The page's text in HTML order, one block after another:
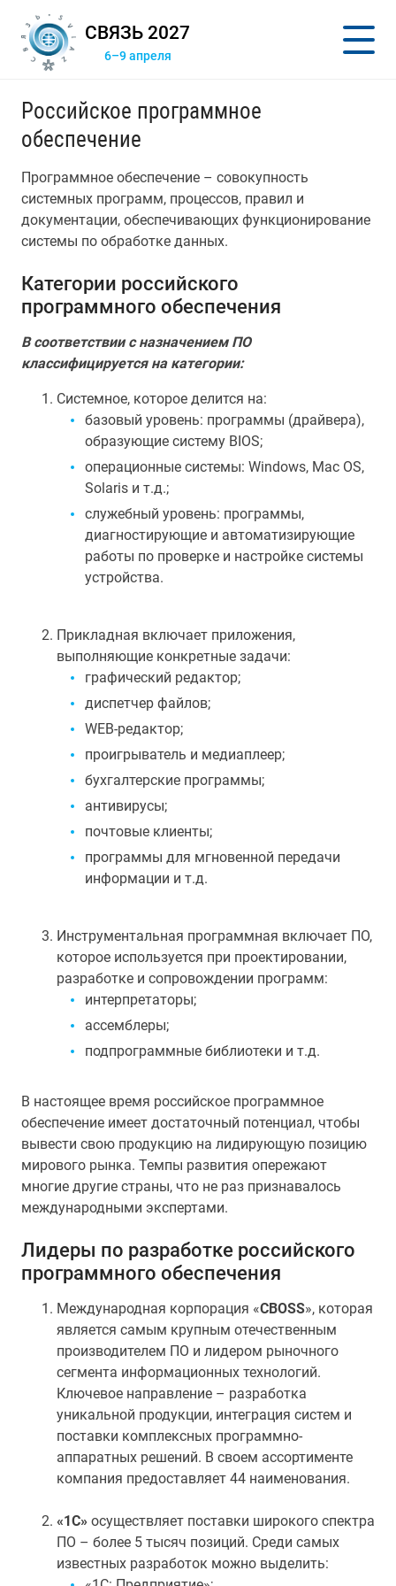
СВЯЗЬ 2027
6–9 апреля
Российское программное
обеспечение
Программное обеспечение – совокупность
системных программ, процессов, правил и
документации, обеспечивающих функционирование
системы по обработке данных.
Категории российского
программного обеспечения
В соответствии с назначением ПО
классифицируется на категории:
Системное, которое делится на:
базовый уровень: программы (драйвера),
образующие систему BIOS;
операционные системы: Windows, Mac OS,
Solaris и т.д.;
служебный уровень: программы,
диагностирующие и автоматизирующие
работы по проверке и настройке системы
устройства.
Прикладная включает приложения,
выполняющие конкретные задачи:
графический редактор;
диспетчер файлов;
WEB-редактор;
проигрыватель и медиаплеер;
бухгалтерские программы;
антивирусы;
почтовые клиенты;
программы для мгновенной передачи
информации и т.д.
Инструментальная программная включает ПО,
которое используется при проектировании,
разработке и сопровождении программ:
интерпретаторы;
ассемблеры;
подпрограммные библиотеки и т.д.
В настоящее время российское программное
обеспечение имеет достаточный потенциал, чтобы
вывести свою продукцию на лидирующую позицию
мирового рынка. Темпы развития опережают
многие другие страны, что не раз признавалось
международными экспертами.
Лидеры по разработке российского
программного обеспечения
Международная корпорация «CBOSS», которая
является самым крупным отечественным
производителем ПО и лидером рыночного
сегмента информационных технологий.
Ключевое направление – разработка
уникальной продукции, интеграция систем и
поставки комплексных программно-
аппаратных решений. В своем ассортименте
компания предоставляет 44 наименования.
«1C» осуществляет поставки широкого спектра
ПО – более 5 тысяч позиций. Среди самых
известных разработок можно выделить: